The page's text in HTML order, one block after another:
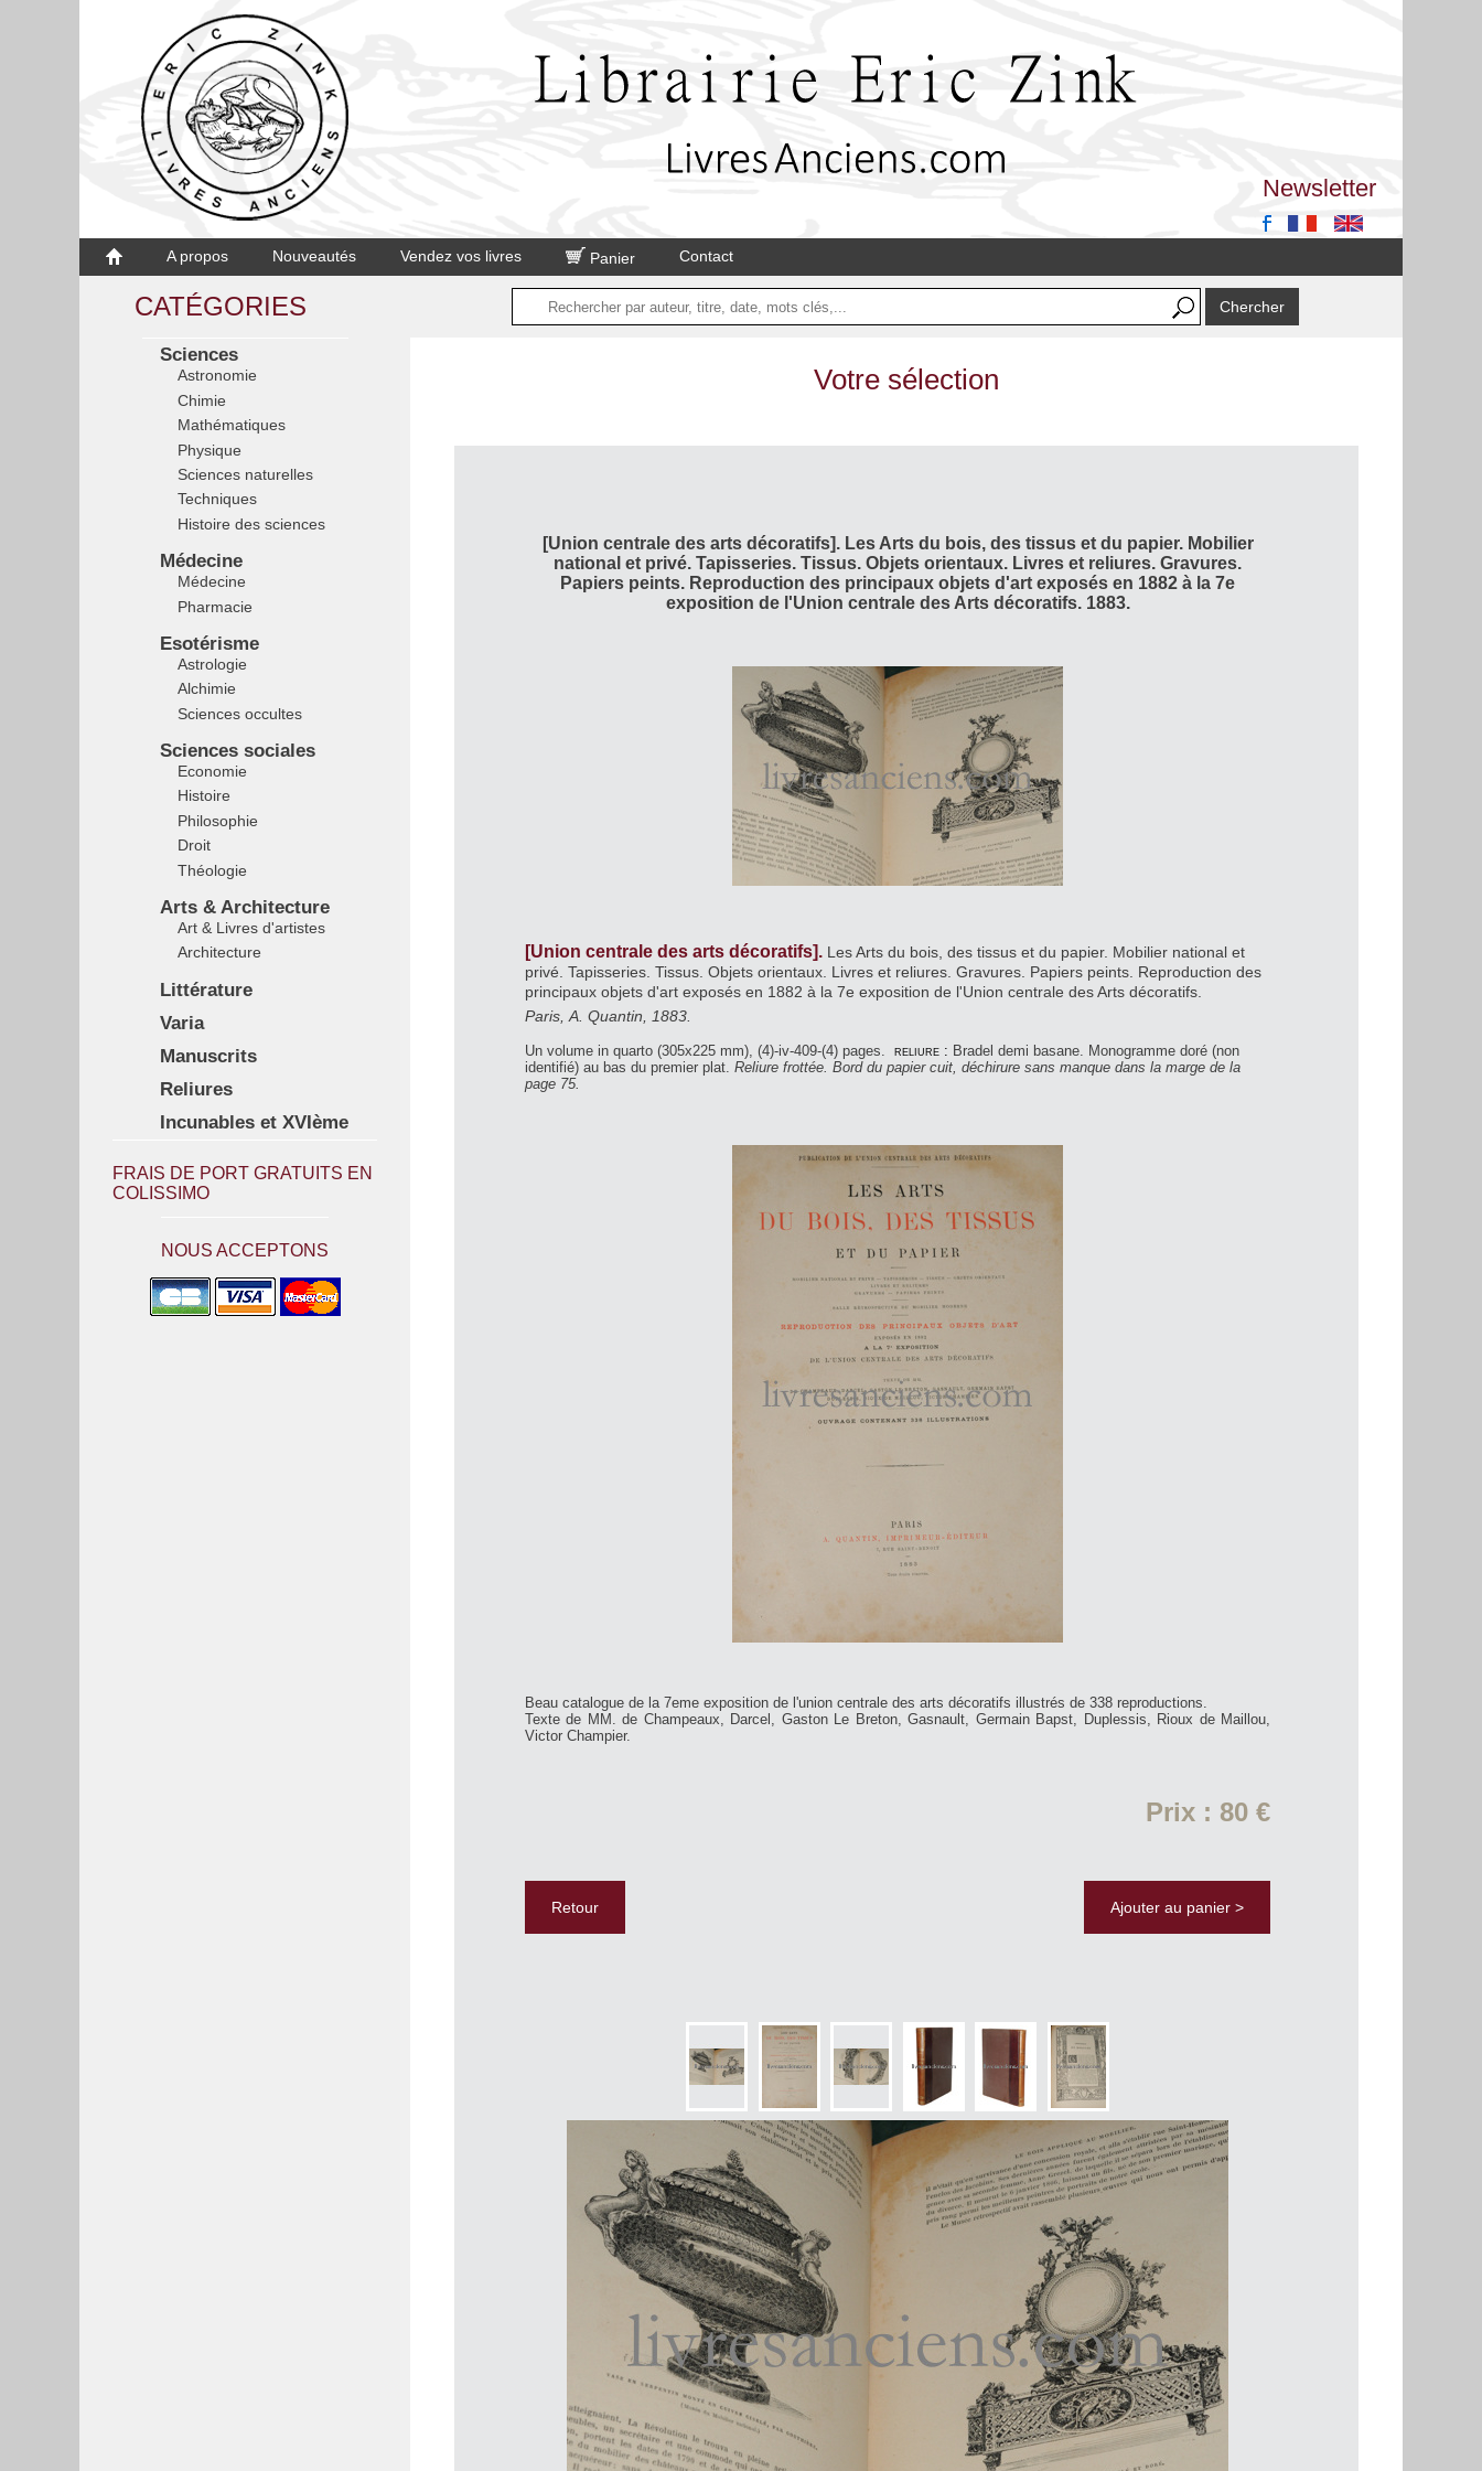
Newsletter
A propos Nouveautés Vendez vos livres Panier Contact
CATÉGORIES
Sciences
Astronomie
Chimie
Mathématiques
Physique
Sciences naturelles
Techniques
Histoire des sciences
Médecine
Médecine
Pharmacie
Esotérisme
Astrologie
Alchimie
Sciences occultes
Sciences sociales
Economie
Histoire
Philosophie
Droit
Théologie
Arts & Architecture
Art & Livres d'artistes
Architecture
Littérature
Varia
Manuscrits
Reliures
Incunables et XVIème
FRAIS DE PORT GRATUITS EN
COLISSIMO
NOUS ACCEPTONS
Votre sélection
[Union centrale des arts décoratifs]. Les Arts du bois, des tissus et du papier. Mobilier
national et privé. Tapisseries. Tissus. Objets orientaux. Livres et reliures. Gravures.
Papiers peints. Reproduction des principaux objets d'art exposés en 1882 à la 7e
exposition de l'Union centrale des Arts décoratifs. 1883.
[Union centrale des arts décoratifs]. Les Arts du bois, des tissus et du papier. Mobilier national et
privé. Tapisseries. Tissus. Objets orientaux. Livres et reliures. Gravures. Papiers peints. Reproduction des
principaux objets d'art exposés en 1882 à la 7e exposition de l'Union centrale des Arts décoratifs.
Paris, A. Quantin, 1883.
Un volume in quarto (305x225 mm), (4)-iv-409-(4) pages. reliure : Bradel demi basane. Monogramme doré (non
identifié) au bas du premier plat. Reliure frottée. Bord du papier cuit, déchirure sans manque dans la marge de la
page 75.
Beau catalogue de la 7eme exposition de l'union centrale des arts décoratifs illustrés de 338 reproductions.
Texte de MM. de Champeaux, Darcel, Gaston Le Breton, Gasnault, Germain Bapst, Duplessis, Rioux de Maillou,
Victor Champier.
Prix : 80 €
Retour Ajouter au panier >